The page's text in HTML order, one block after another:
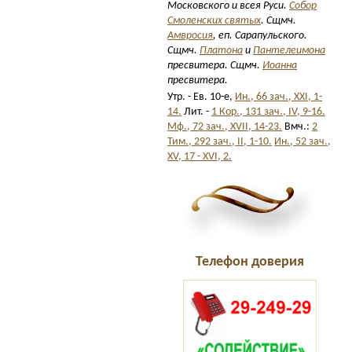
Московского и всея Руси. Собор
Смоленских святых. Сщмч.
Амвросия, еп. Сарапульского.
Сщмч. Платона и Пантелеимона
пресвитера. Сщмч. Иоанна
пресвитера.
Утр. - Ев. 10-е, Ин., 66 зач., XXI, 1-
14. Лит. - 1 Кор., 131 зач., IV, 9-16.
Мф., 72 зач., XVII, 14-23. Вмч.: 2
Тим., 292 зач., II, 1-10. Ин., 52 зач.,
XV, 17 - XVI, 2.
Телефон доверия